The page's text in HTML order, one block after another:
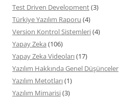
Test Driven Development(3)
Türkiye Yazılım Raporu (4)
Version Kontrol Sistemleri(4)
Yapay Zeka (106)
Yapay Zeka Videoları(17)
Yazılım Hakkında Genel Düşünceler
Yazılım Metotları(1)
Yazılım Mimarisi(3)